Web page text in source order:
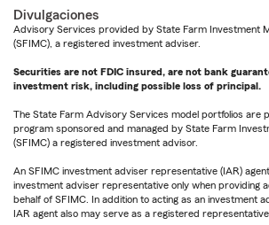
Divulgaciones
Advisory Services provided by State Farm Investment
(SFIMC), a registered investment adviser.
Securities are not FDIC insured, are not bank
investment risk, including possible loss of principal.
The State Farm Advisory Services model portfolios are
program sponsored and managed by State Farm
(SFIMC) a registered investment advisor.
An SFIMC investment adviser representative (IAR)
investment adviser representative only when providing
behalf of SFIMC. In addition to acting as an investment
IAR agent also may serve as a registered